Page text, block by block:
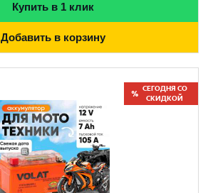
Купить в 1 клик
Добавить в корзину
СЕГОДНЯ СО
СКИДКОЙ